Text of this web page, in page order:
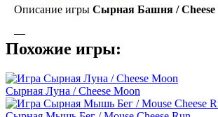
Описание игры Сырная Башня / Cheese
—
Похожие игры:
Сырная Луна / Cheese Moon